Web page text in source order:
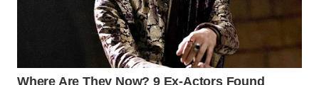
Group